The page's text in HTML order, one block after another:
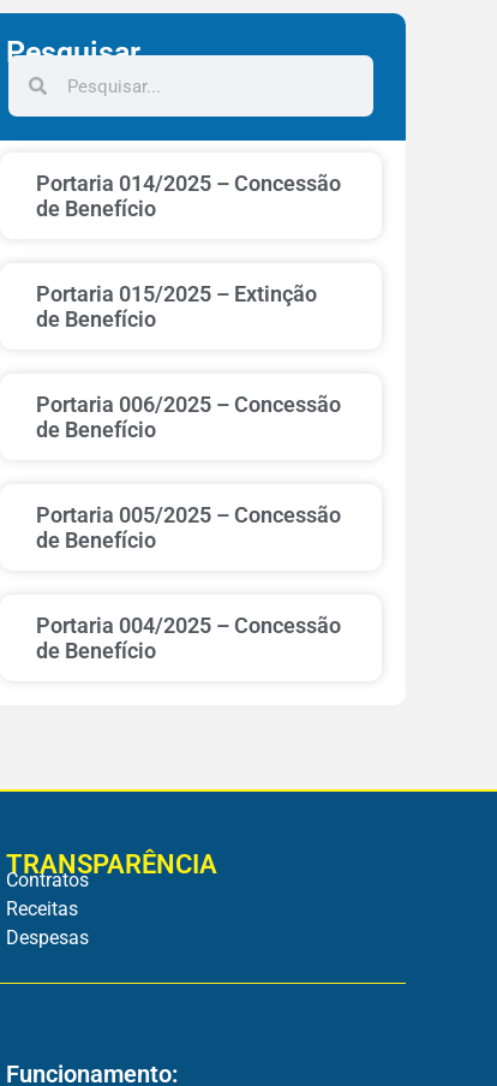
Pesquisar
Portaria 014/2025 – Concessão
de Benefício
Portaria 015/2025 – Extinção
de Benefício
Portaria 006/2025 – Concessão
de Benefício
Portaria 005/2025 – Concessão
de Benefício
Portaria 004/2025 – Concessão
de Benefício
TRANSPARÊNCIA
Contratos
Receitas
Despesas
Funcionamento: